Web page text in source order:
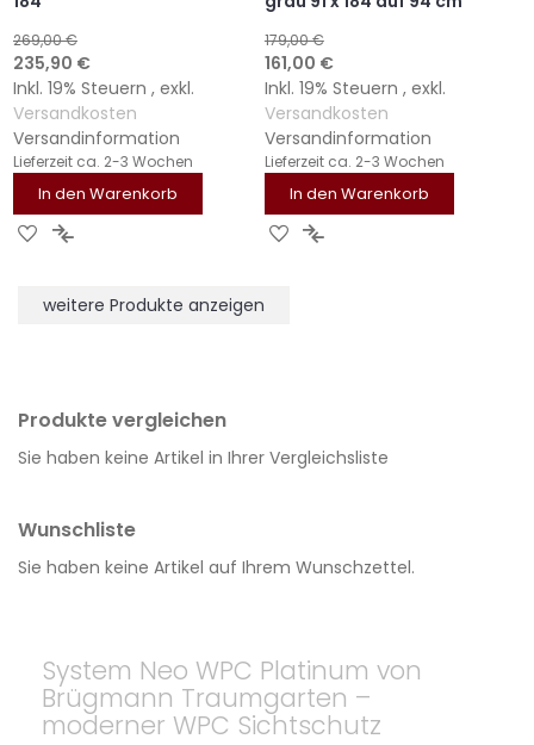
269,00 €
Sonderangebot
235,90 €
Inkl. 19% Steuern , exkl.
Versandkosten
Versandinformation
Lieferzeit ca. 2-3 Wochen
In den Warenkorb
ZUR
HINZUFÜGEN
ZUR
HINZUFÜGEN
179,00 €
Sonderangebot
161,00 €
Inkl. 19% Steuern , exkl.
Versandkosten
Versandinformation
Lieferzeit ca. 2-3 Wochen
In den Warenkorb
ZURZUR
weitere Produkte anzeigen
Produkte vergleichen
Sie haben keine Artikel in Ihrer Vergleichsliste
Wunschliste
Sie haben keine Artikel auf Ihrem Wunschzettel.
System Neo WPC Platinum von
Brügmann Traumgarten –
moderner WPC Sichtschutz